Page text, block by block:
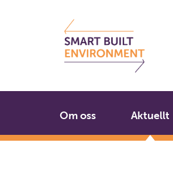
Om oss Aktuellt